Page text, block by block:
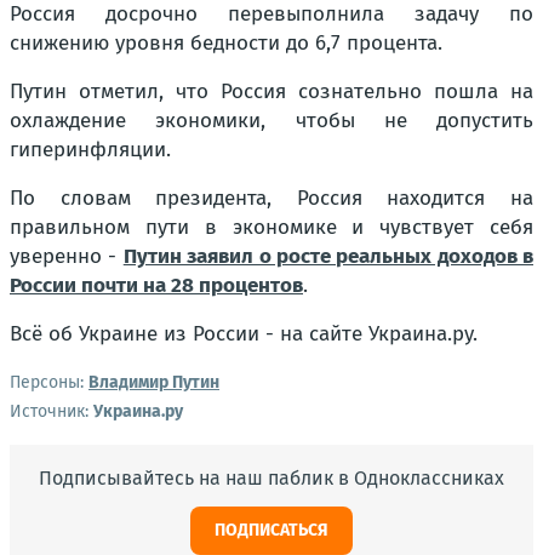
Россия досрочно перевыполнила задачу по
снижению уровня бедности до 6,7 процента.
Путин отметил, что Россия сознательно пошла на
охлаждение экономики, чтобы не допустить
гиперинфляции.
По словам президента, Россия находится на
правильном пути в экономике и чувствует себя
уверенно - Путин заявил о росте реальных доходов в
России почти на 28 процентов.
Всё об Украине из России - на сайте Украина.ру.
Персоны: Владимир Путин
Источник: Украина.ру
Подписывайтесь на наш паблик в Одноклассниках
ПОДПИСАТЬСЯ